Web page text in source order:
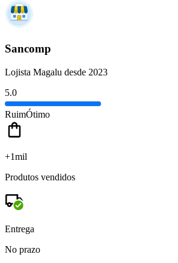
Sancomp
Lojista Magalu desde 2023
5.0
RuimÓtimo
+1mil
Produtos vendidos
Entrega
No prazo